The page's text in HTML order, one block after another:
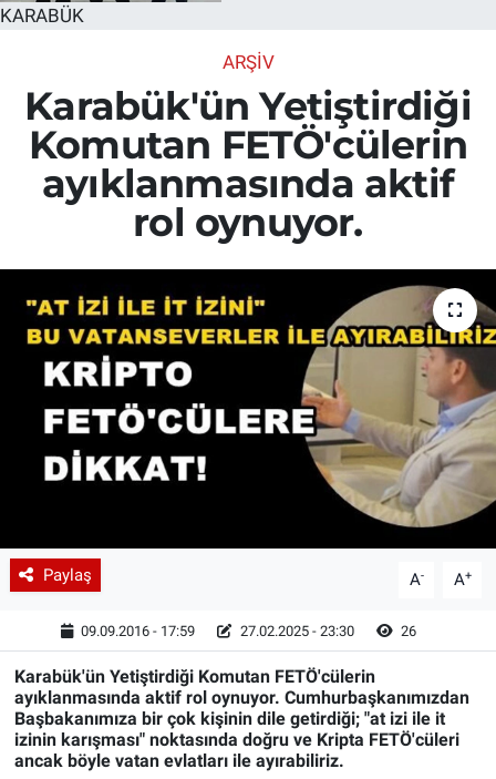
KARABÜK
ARŞİV
Karabük'ün Yetiştirdiği
Komutan FETÖ'cülerin
ayıklanmasında aktif
rol oynuyor.
Paylaş A- A+
09.09.2016 - 17:59 27.02.2025 - 23:30 26
Karabük'ün Yetiştirdiği Komutan FETÖ'cülerin
ayıklanmasında aktif rol oynuyor. Cumhurbaşkanımızdan
Başbakanımıza bir çok kişinin dile getirdiği; "at izi ile it
izinin karışması" noktasında doğru ve Kripta FETÖ'cüleri
ancak böyle vatan evlatları ile ayırabiliriz.